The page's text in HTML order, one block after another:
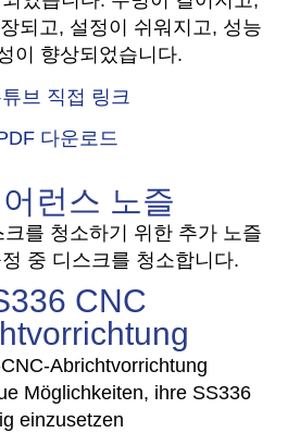
되고, 설정이 쉬워지고, 성능
이 향상되었습니다.
브 직접 링크
다운로드
런스 노즐
를 청소하기 위한 추가 노즐
중 디스크를 청소합니다.
CNC
Abrichtvorrichtung
Möglichkeiten, ihre SS336
einzusetzen